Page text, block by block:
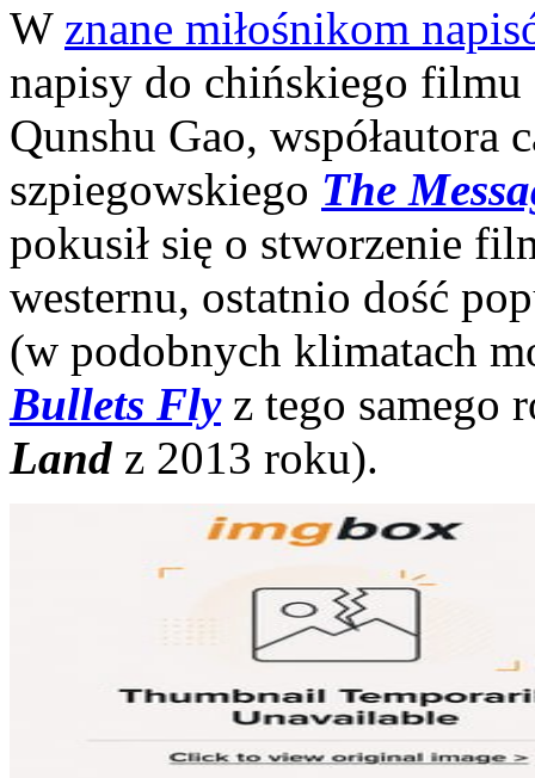
W znane miłośnikom
napisy do chińskiego filmu
Qunshu Gao, współautora
szpiegowskiego The
pokusił się o stworzenie
westernu, ostatnio dość
(w podobnych klimatach
Bullets Flyz tego samego
Land z 2013 roku).